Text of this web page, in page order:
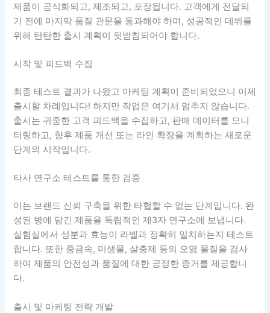
제품이 공식화되고, 제조되고, 포장됩니다. 고객에게 전달되
기 전에 마지막 품질 관문을 통과해야 하며, 성공적인 데뷔를
위해 탄탄한 출시 계획이 뒷받침되어야 합니다.
시작 및 피드백 수집
최종 테스트 결과가 나왔고 마케팅 계획이 준비되었으니 이제
출시할 차례입니다! 하지만 작업은 여기서 멈추지 않습니다.
출시는 귀중한 고객 피드백을 수집하고, 판매 데이터를 모니
터링하고, 향후 제품 개선 또는 라인 확장을 계획하는 새로운
단계의 시작입니다.
타사 연구소 테스트를 통한 검증
이는 브랜드 신뢰 구축을 위한 타협할 수 없는 단계입니다. 완
성된 병에 담긴 제품을 독립적인 제3자 연구소에 보냅니다.
실험실에서 성분과 효능이 라벨과 정확히 일치하는지 테스트
합니다. 또한 중금속, 미생물, 살충제 등의 오염 물질을 검사
하여 제품의 안전성과 품질에 대한 공정한 증거를 제공합니
다.
출시 및 마케팅 전략 개발